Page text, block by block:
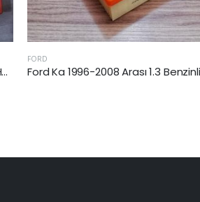
Ford Ka 1996-2008 Arası 1.3 Benzinli Hava Filtresi